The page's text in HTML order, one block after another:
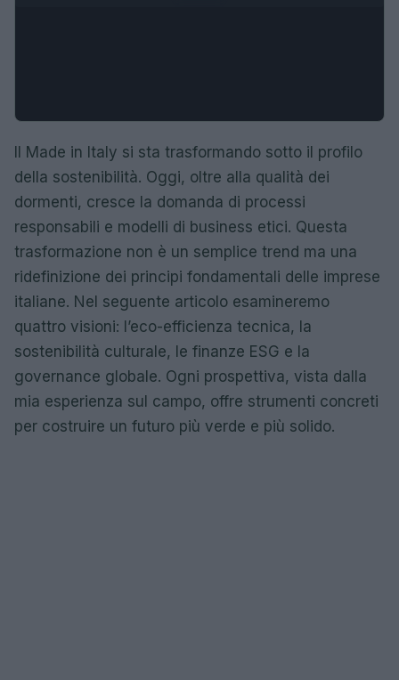
Il Made in Italy si sta trasformando sotto il profilo
della sostenibilità. Oggi, oltre alla qualità dei
dormenti, cresce la domanda di processi
responsabili e modelli di business etici. Questa
trasformazione non è un semplice trend ma una
ridefinizione dei principi fondamentali delle imprese
italiane. Nel seguente articolo esamineremo
quattro visioni: l’eco-efficienza tecnica, la
sostenibilità culturale, le finanze ESG e la
governance globale. Ogni prospettiva, vista dalla
mia esperienza sul campo, offre strumenti concreti
per costruire un futuro più verde e più solido.